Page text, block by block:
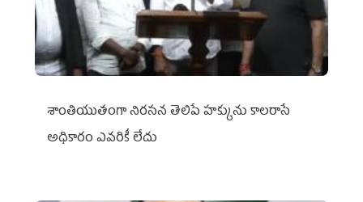
శాంతియుతంగా నిరసన తెలిపే హక్కును కాలరాసే
అధికారం ఎవరికీ లేదు